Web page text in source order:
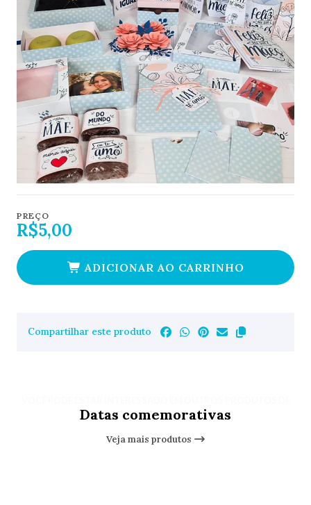
PREÇO
R$5,00
ADICIONAR AO CARRINHO
Compartilhar este produto
Datas comemorativas
Veja mais produtos